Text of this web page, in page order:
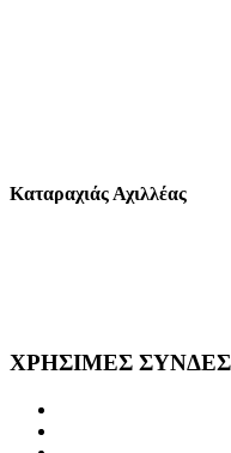
Καταραχιάς Αχιλλέας
ΧΡΗΣΙΜΕΣ